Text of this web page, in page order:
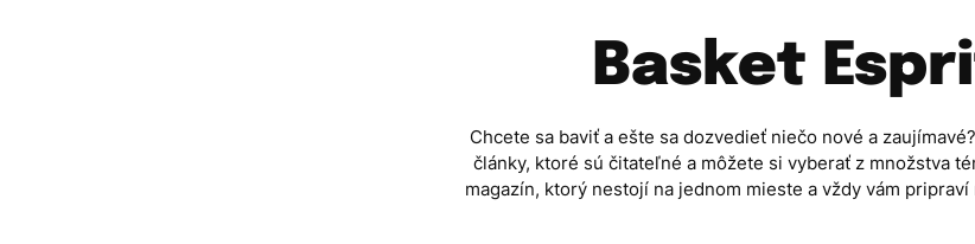
Basket
Chcete sa baviť a ešte sa dozvedieť niečo nové a
články, ktoré sú čitateľné a môžete si vyberať z množstva
magazín, ktorý nestojí na jednom mieste a vždy vám pripraví